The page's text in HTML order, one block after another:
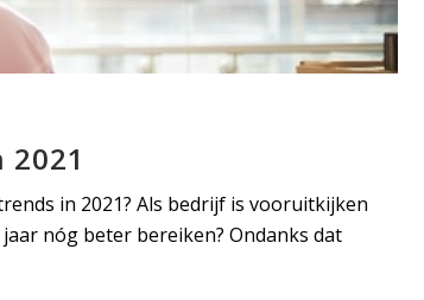
in 2021? Als bedrijf is vooruitkijken
nóg beter bereiken? Ondanks dat